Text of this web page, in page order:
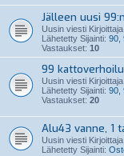
Jälleen uusi
Uusin viesti Kirjoittaja
Lähetetty Sijainti: 90,
Vastaukset: 10
99 kattoverhoilu
Uusin viesti Kirjoittaja
Lähetetty Sijainti: 90,
Vastaukset: 20
Alu43 vanne, 1
Uusin viesti Kirjoittaja
Lähetetty Sijainti: